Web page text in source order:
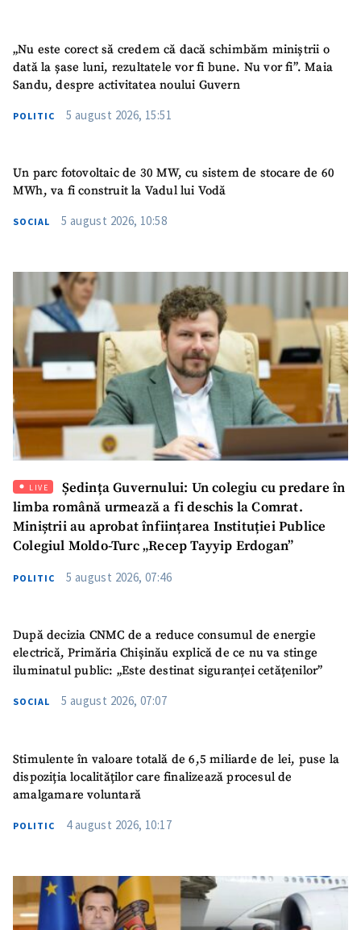
„Nu este corect să credem că dacă schimbăm miniștrii o
dată la șase luni, rezultatele vor fi bune. Nu vor fi”. Maia
Sandu, despre activitatea noului Guvern
POLITIC 5 august 2026, 15:51
Un parc fotovoltaic de 30 MW, cu sistem de stocare de 60
MWh, va fi construit la Vadul lui Vodă
SOCIAL 5 august 2026, 10:58
LIVE
Ședința Guvernului: Un colegiu cu predare în
limba română urmează a fi deschis la Comrat.
Miniștrii au aprobat înființarea Instituției Publice
Colegiul Moldo-Turc „Recep Tayyip Erdogan”
POLITIC 5 august 2026, 07:46
După decizia CNMC de a reduce consumul de energie
electrică, Primăria Chișinău explică de ce nu va stinge
iluminatul public: „Este destinat siguranței cetățenilor”
SOCIAL 5 august 2026, 07:07
Stimulente în valoare totală de 6,5 miliarde de lei, puse la
dispoziția localităților care finalizează procesul de
amalgamare voluntară
POLITIC 4 august 2026, 10:17
Am citit și sunt de
acord cupolitica de